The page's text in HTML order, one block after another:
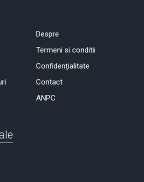
Despre
Termeni si conditii
Confidențialitate
Contact
ANPC